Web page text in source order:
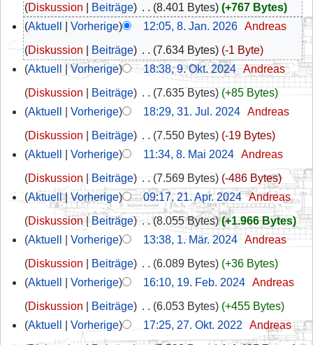
Diskussion
Beiträge 8.401 Bytes
+767 Bytes
Aktuell
Vorherige 12:05, 8. Jan. 2026‎ Andreas
Diskussion
Beiträge 7.634 Bytes
-1 Byte
Aktuell
Vorherige 18:38, 9. Okt. 2024‎ Andreas
Diskussion
Beiträge 7.635 Bytes
+85 Bytes
Aktuell
Vorherige 18:29, 31. Jul. 2024‎ Andreas
Diskussion
Beiträge 7.550 Bytes
-19 Bytes
Aktuell
Vorherige 11:34, 8. Mai 2024‎ Andreas
Diskussion
Beiträge 7.569 Bytes
-486 Bytes
Aktuell
Vorherige 09:17, 21. Apr. 2024‎ Andreas
Diskussion
Beiträge ‎ 8.055 Bytes
+1.966 Bytes
Aktuell
Vorherige 13:38, 1. Mär. 2024‎ Andreas
Diskussion
Beiträge 6.089 Bytes
+36 Bytes
Aktuell
Vorherige 16:10, 19. Feb. 2024‎ Andreas
Diskussion
Beiträge 6.053 Bytes
+455 Bytes
Aktuell
Vorherige 17:25, 27. Okt. 2022
Andreas